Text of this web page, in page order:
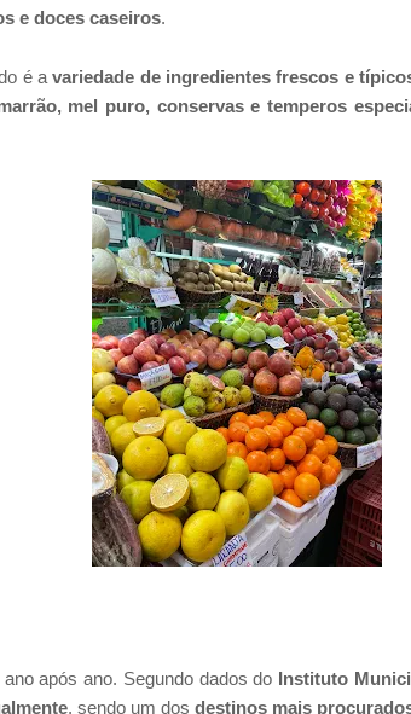
e doces caseiros.
é avariedade de ingredientes frescos e
mel puro, conservas e temperos
após ano. Segundo dados do Instituto
, sendo um dos destinos mais